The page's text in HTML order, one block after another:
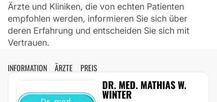
Ärzte und Kliniken, die von echten Patienten
empfohlen werden, informieren Sie sich über
deren Erfahrung und entscheiden Sie sich mit
Vertrauen.
INFORMATION ÄRZTE PREIS
DR. MED. MATHIAS W.
WINTER